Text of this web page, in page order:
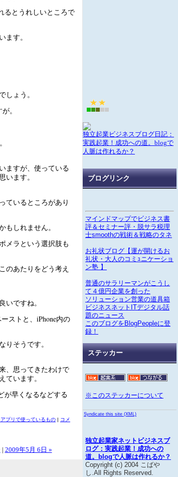
るとうれしいところで
ます。
しょう。
。
ますが、使っている
います。
ているところがあり
もしれません。
メラという選択肢も
のあたりをどう考え
いですね。
ストと、iPhone内の
りそうです。
、思ってきたわけで
ています。
が早くなるなどする
プリで使っているもの | コメ
2009年5月 6日 »
独立起業ビジネスブログ日記：
実践起業！成功への道。blogで
人脈は作れるか？
ブログリンク
マインドマップでビジネス書
評＆セミナー評・脱サラ税理
士smoothの戦術＆戦略のタネ
お礼状ブログ【運が開けるお
礼状・大人のコミｭニケーショ
ン塾 】
普通のサラリーマンがこうし
て４億円企業を創った
ソリューション営業の道具箱
ビジネスネットITデジタル話
題のニュース
このブログをBlogPeopleに登
録！
ステッカー
※このステッカーについて
Syndicate this site (XML)
独立起業家ネットビジネスブ
ログ：実践起業！成功への
道。blogで人脈は作れるか？
Copyright (c) 2004 こばや
し.All Rights Reserved.